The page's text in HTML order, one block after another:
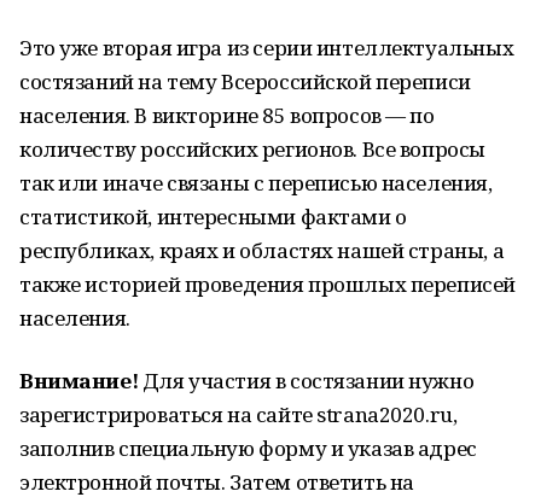
Это уже вторая игра из серии интеллектуальных
состязаний на тему Всероссийской переписи
населения. В викторине 85 вопросов — по
количеству российских регионов. Все вопросы
так или иначе связаны с переписью населения,
статистикой, интересными фактами о
республиках, краях и областях нашей страны, а
также историей проведения прошлых переписей
населения.
Внимание! Для участия в состязании нужно
зарегистрироваться на сайте strana2020.ru,
заполнив специальную форму и указав адрес
электронной почты. Затем ответить на